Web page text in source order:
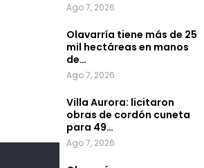
Ago 7, 2026
Olavarría tiene más de 25
mil hectáreas en manos
de…
Ago 7, 2026
Villa Aurora: licitaron
obras de cordón cuneta
para 49…
Ago 7, 2026